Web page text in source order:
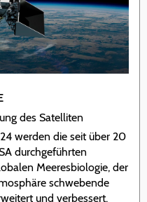
des Satelliten
werden die seit über 20
durchgeführten
Meeresbiologie, der
schwebende
und verbessert.